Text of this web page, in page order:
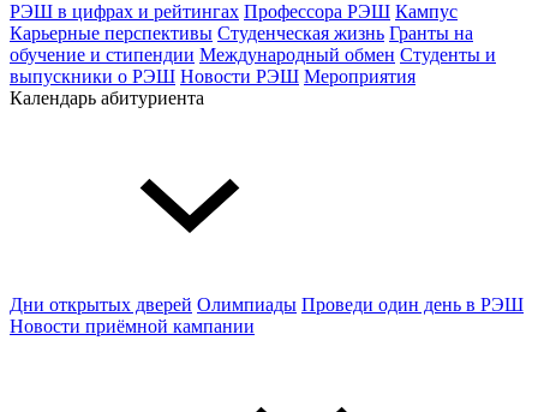
РЭШ в цифрах и рейтингах Профессора РЭШ Кампус
Карьерные перспективы Студенческая жизнь Гранты на
обучение и стипендии Международный обмен Студенты и
выпускники о РЭШ Новости РЭШ Мероприятия
Календарь абитуриента
Дни открытых дверей Олимпиады Проведи один день в РЭШ
Новости приёмной кампании